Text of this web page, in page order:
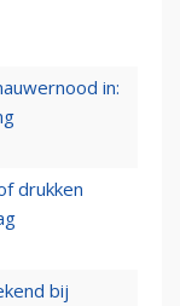
in:
drukken
bij